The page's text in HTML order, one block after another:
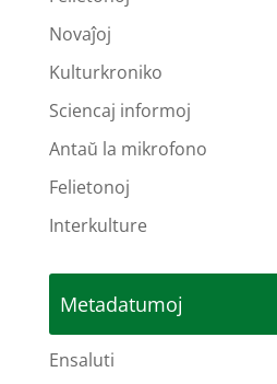
Novaĵoj
Kulturkroniko
Sciencaj informoj
Antaŭ la mikrofono
Felietonoj
Interkulture
Metadatumoj
Ensaluti